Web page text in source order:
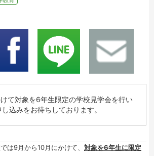
て対象を6年生限定の学校見学会を行い
込みをお待ちしております。
は9月から10月にかけて、 対象を6年生に限定